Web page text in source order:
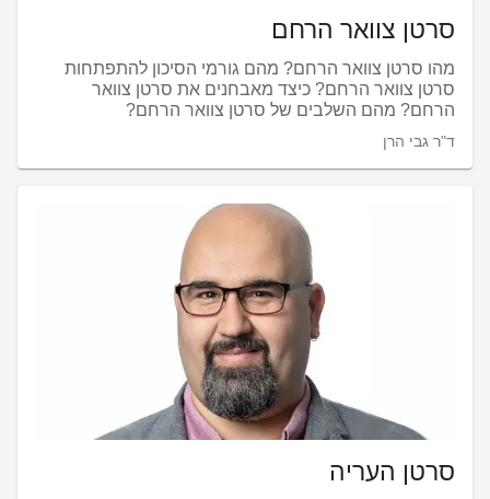
סרטן צוואר הרחם
מהו סרטן צוואר הרחם? מהם גורמי הסיכון להתפתחות
סרטן צוואר הרחם? כיצד מאבחנים את סרטן צוואר
הרחם? מהם השלבים של סרטן צוואר הרחם?
ד"ר גבי הרן
סרטן העריה